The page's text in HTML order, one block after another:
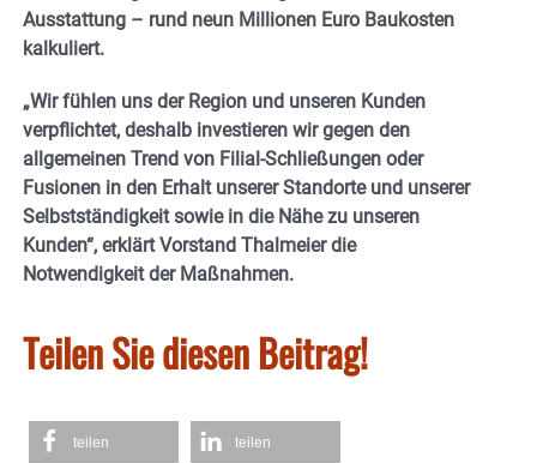
Ausstattung – rund neun Millionen Euro Baukosten
kalkuliert.
„Wir fühlen uns der Region und unseren Kunden
verpflichtet, deshalb investieren wir gegen den
allgemeinen Trend von Filial-Schließungen oder
Fusionen in den Erhalt unserer Standorte und unserer
Selbstständigkeit sowie in die Nähe zu unseren
Kunden“, erklärt Vorstand Thalmeier die
Notwendigkeit der Maßnahmen.
Teilen Sie diesen Beitrag!
teilen teilen